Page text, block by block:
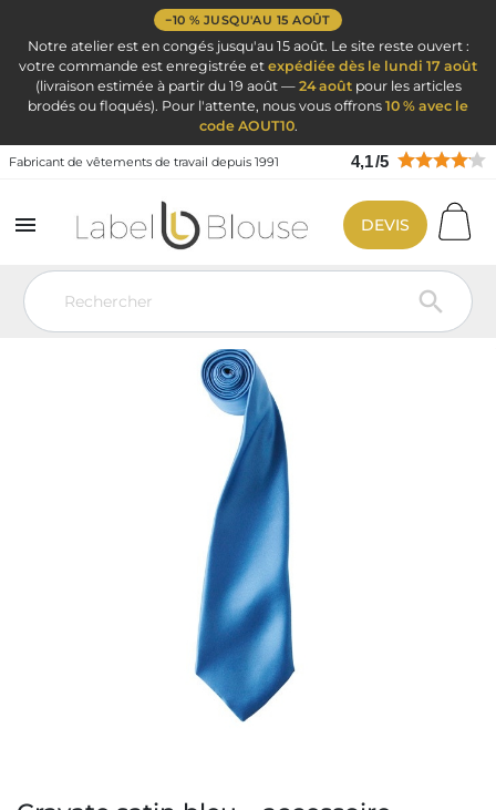
−10 % JUSQU'AU 15 AOÛT
Notre atelier est en congés jusqu'au 15 août. Le site reste ouvert :
votre commande est enregistrée et expédiée dès le lundi 17 août
(livraison estimée à partir du 19 août — 24 aoûtpour les articles
brodés ou floqués). Pour l'attente, nous vous offrons 10 % avec le
code AOUT10.
Fabricant de vêtements de travail depuis 1991 4,1/5


DEVIS
Vêtement de travail Vêtement Service Accueil & Hôtelier
Cravate